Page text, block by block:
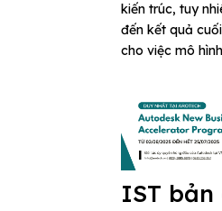
kiến trúc, tuy
đến kết quả
cho việc mô
IST bản